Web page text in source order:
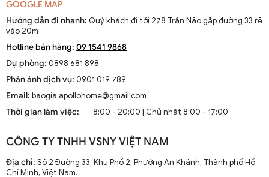
GOOGLE MAP
Hướng dẫn đi nhanh: Quý khách đi tới 278 Trần Não gặp đường 33 rẽ
vào 20m
Hotline bán hàng: 09 1541 9868
Dự phòng: 0898 681 898
Phản ánh dịch vụ: 0901 019 789
Email: baogia.apollohome@gmail.com
Thời gian làm việc:
8:00 - 20:00 | Chủ nhật 8:00 - 17:00
CÔNG TY TNHH VSNY VIỆT NAM
Địa chỉ: Số 2 Đường 33, Khu Phố 2, Phường An Khánh, Thành phố Hồ
Chí Minh, Việt Nam.